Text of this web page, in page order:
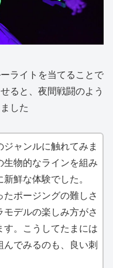
ライトを当てることで
ると、夜間戦闘のよう
した
ャンルに触れてみま
生物的なラインを組み
鮮な体験でした。
ポージングの難しさ
デルの楽しみ方がさ
。こうしてたまには
でみるのも、良い刺